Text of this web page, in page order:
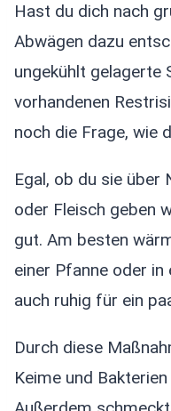
Hast du dich nach
Abwägen dazu
ungekühlt gelagerte
vorhandenen
noch die Frage, wie
Egal, ob du sie über
oder Fleisch geben
gut. Am besten
einer Pfanne oder
auch ruhig für ein
Durch diese
Keime und